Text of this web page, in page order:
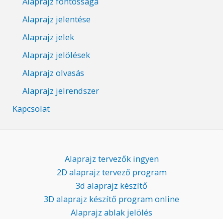
Alaprajz jelentése
Alaprajz jelek
Alaprajz jelölések
Alaprajz olvasás
Alaprajz jelrendszer
Kapcsolat
Alaprajz tervezők ingyen
2D alaprajz tervező program
3d alaprajz készítő
3D alaprajz készítő program online
Alaprajz ablak jelölés